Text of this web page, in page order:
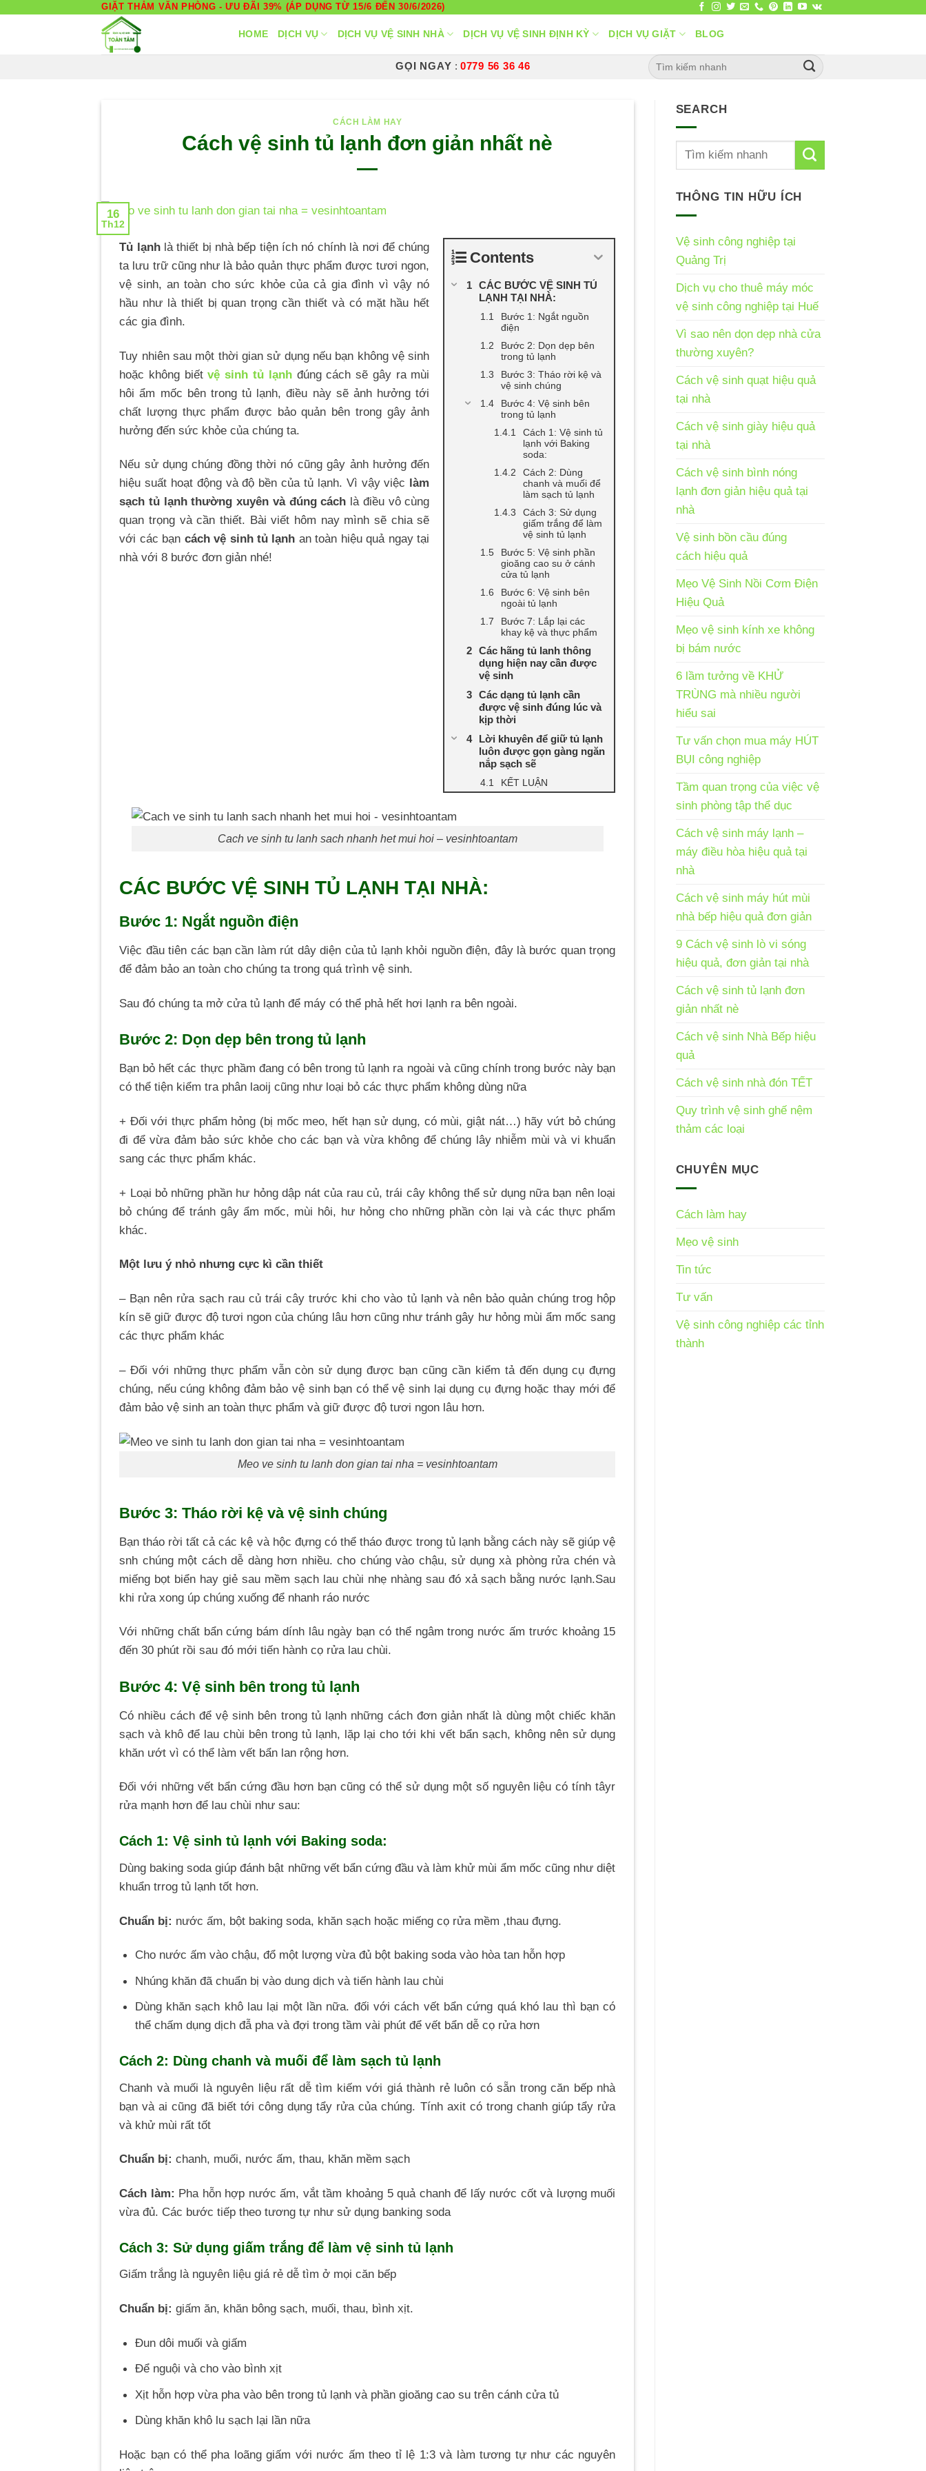
GIẶT THẢM VĂN PHÒNG - ƯU ĐÃI 39% (ÁP DỤNG TỪ 15/6 ĐẾN 30/6/2026)
HOME DỊCH VỤ DỊCH VỤ VỆ SINH NHÀ DỊCH VỤ VỆ SINH ĐỊNH KỲ DỊCH VỤ GIẶT BLOG
GỌI NGAY :0779 56 36 46
CÁCH LÀM HAY
Cách vệ sinh tủ lạnh đơn giản nhất nè
16
Th12
Contents
CÁC BƯỚC VỆ SINH TỦ
LẠNH TẠI NHÀ:
Bước 1: Ngắt nguồn
điện
Bước 2: Dọn dẹp bên
trong tủ lạnh
Bước 3: Tháo rời kệ và
vệ sinh chúng
Bước 4: Vệ sinh bên
trong tủ lạnh
Cách 1: Vệ sinh tủ
lạnh với Baking
soda:
Cách 2: Dùng
chanh và muối để
làm sạch tủ lạnh
Cách 3: Sử dụng
giấm trắng để làm
vệ sinh tủ lạnh
Bước 5: Vệ sinh phần
gioăng cao su ở cánh
cửa tủ lạnh
Bước 6: Vệ sinh bên
ngoài tủ lạnh
Bước 7: Lắp lại các
khay kệ và thực phẩm
Các hãng tủ lanh thông
dụng hiện nay cần được
vệ sinh
Các dạng tủ lạnh cần
được vệ sinh đúng lúc và
kịp thời
Lời khuyên để giữ tủ lạnh
luôn được gọn gàng ngăn
nắp sạch sẽ
KẾT LUẬN
Tủ lạnhlà thiết bị nhà bếp tiện ích nó chính là nơi để chúng
ta lưu trữ cũng như là bảo quản thực phẩm được tươi ngon,
vệ sinh, an toàn cho sức khỏe của cả gia đình vì vậy nó
hầu như là thiết bị quan trọng cần thiết và có mặt hầu hết
các gia đình.
Tuy nhiên sau một thời gian sử dụng nếu bạn không vệ sinh
hoặc không biếtvệ sinh tủ lạnhđúng cách sẽ gây ra mùi
hôi ẩm mốc bên trong tủ lạnh, điều này sẽ ảnh hưởng tới
chất lượng thực phẩm được bảo quản bên trong gây ảnh
hưởng đến sức khỏe của chúng ta.
Nếu sử dụng chúng đồng thời nó cũng gây ảnh hưởng đến
hiệu suất hoạt động và độ bền của tủ lạnh. Vì vậy việc làm
sạch tủ lạnh thường xuyên và đúng cách là điều vô cùng
quan trọng và cần thiết. Bài viết hôm nay mình sẽ chia sẽ
với các bạn cách vệ sinh tủ lạnh an toàn hiệu quả ngay tại
nhà với 8 bước đơn giản nhé!
Cach ve sinh tu lanh sach nhanh het mui hoi – vesinhtoantam
CÁC BƯỚC VỆ SINH TỦ LẠNH TẠI NHÀ:
Bước 1: Ngắt nguồn điện
Việc đầu tiên các bạn cần làm rút dây diện của tủ lạnh khỏi nguồn điện, đây là bước quan trọng
để đảm bảo an toàn cho chúng ta trong quá trình vệ sinh.
Sau đó chúng ta mở cửa tủ lạnh để máy có thể phả hết hơi lạnh ra bên ngoài.
Bước 2: Dọn dẹp bên trong tủ lạnh
Bạn bỏ hết các thực phầm đang có bên trong tủ lạnh ra ngoài và cũng chính trong bước này bạn
có thể tiện kiểm tra phân laoij cũng như loại bỏ các thực phẩm không dùng nữa
+ Đối với thực phẩm hỏng (bị mốc meo, hết hạn sử dụng, có mùi, giật nát…) hãy vứt bỏ chúng
đi để vừa đảm bảo sức khỏe cho các bạn và vừa không để chúng lây nhiễm mùi và vi khuẩn
sang các thực phẩm khác.
+ Loại bỏ những phần hư hỏng dập nát của rau củ, trái cây không thể sử dụng nữa bạn nên loại
bỏ chúng để tránh gây ẩm mốc, mùi hôi, hư hỏng cho những phần còn lại và các thực phẩm
khác.
Một lưu ý nhỏ nhưng cực kì cần thiết
– Bạn nên rửa sạch rau củ trái cây trước khi cho vào tủ lạnh và nên bảo quản chúng trog hộp
kín sẽ giữ được độ tươi ngon của chúng lâu hơn cũng như tránh gây hư hỏng mùi ẩm mốc sang
các thực phẩm khác
– Đối với những thực phẩm vẫn còn sử dụng được bạn cũng cần kiểm tả đến dụng cụ đựng
chúng, nếu cúng không đảm bảo vệ sinh bạn có thể vệ sinh lại dụng cụ đựng hoặc thay mới để
đảm bảo vệ sinh an toàn thực phẩm và giữ được độ tươi ngon lâu hơn.
Meo ve sinh tu lanh don gian tai nha = vesinhtoantam
Bước 3: Tháo rời kệ và vệ sinh chúng
Bạn tháo rời tất cả các kệ và hộc đựng có thể tháo được trong tủ lạnh bằng cách này sẽ giúp vệ
snh chúng một cách dễ dàng hơn nhiều. cho chúng vào chậu, sử dụng xà phòng rửa chén và
miếng bọt biển hay giẻ sau mềm sạch lau chùi nhẹ nhàng sau đó xả sạch bằng nước lạnh.Sau
khi rửa xong úp chúng xuống để nhanh ráo nước
Với những chất bẩn cứng bám dính lâu ngày bạn có thể ngâm trong nước ấm trước khoảng 15
đến 30 phút rồi sau đó mới tiến hành cọ rửa lau chùi.
Bước 4: Vệ sinh bên trong tủ lạnh
Có nhiều cách để vệ sinh bên trong tủ lạnh những cách đơn giản nhất là dùng một chiếc khăn
sạch và khô để lau chùi bên trong tủ lạnh, lặp lại cho tới khi vết bẩn sạch, không nên sử dụng
khăn ướt vì có thể làm vết bẩn lan rộng hơn.
Đối với những vết bẩn cứng đầu hơn bạn cũng có thể sử dụng một số nguyên liệu có tính tâyr
rửa mạnh hơn để lau chùi như sau:
Cách 1: Vệ sinh tủ lạnh với Baking soda:
Dùng baking soda giúp đánh bật những vết bẩn cứng đầu và làm khử mùi ẩm mốc cũng như diệt
khuẩn trrog tủ lạnh tốt hơn.
Chuẩn bị: nước ấm, bột baking soda, khăn sạch hoặc miếng cọ rửa mềm ,thau đựng.
Cho nước ấm vào chậu, đổ một lượng vừa đủ bột baking soda vào hòa tan hỗn hợp
Nhúng khăn đã chuẩn bị vào dung dịch và tiến hành lau chùi
Dùng khăn sạch khô lau lại một lần nữa. đối với cách vết bẩn cứng quá khó lau thì bạn có
thể chấm dụng dịch đẫ pha và đợi trong tầm vài phút để vết bẩn dễ cọ rửa hơn
Cách 2: Dùng chanh và muối để làm sạch tủ lạnh
Chanh và muối là nguyên liệu rất dễ tìm kiếm với giá thành rẻ luôn có sẵn trong căn bếp nhà
bạn và ai cũng đã biết tới công dụng tẩy rửa của chúng. Tính axit có trong chanh giúp tẩy rửa
và khử mùi rất tốt
Chuẩn bị: chanh, muối, nước ấm, thau, khăn mềm sạch
Cách làm: Pha hỗn hợp nước ấm, vắt tầm khoảng 5 quả chanh để lấy nước cốt và lượng muối
vừa đủ. Các bước tiếp theo tương tự như sử dụng banking soda
Cách 3: Sử dụng giấm trắng để làm vệ sinh tủ lạnh
Giấm trắng là nguyên liệu giá rẻ dễ tìm ở mọi căn bếp
Chuẩn bị: giấm ăn, khăn bông sạch, muối, thau, bình xịt.
Đun dôi muối và giấm
Để nguội và cho vào bình xịt
Xịt hỗn hợp vừa pha vào bên trong tủ lạnh và phần gioăng cao su trên cánh cửa tủ
Dùng khăn khô lu sạch lại lần nữa
Hoặc bạn có thể pha loãng giấm với nước ấm theo tỉ lệ 1:3 và làm tương tự như các nguyên
SEARCH
THÔNG TIN HỮU ÍCH
Vệ sinh công nghiệp tại
Quảng Trị
Dịch vụ cho thuê máy móc
vệ sinh công nghiệp tại Huế
Vì sao nên dọn dẹp nhà cửa
thường xuyên?
Cách vệ sinh quạt hiệu quả
tại nhà
Cách vệ sinh giày hiệu quả
tại nhà
Cách vệ sinh bình nóng
lạnh đơn giản hiệu quả tại
nhà
Vệ sinh bồn cầu đúng
cách hiệu quả
Mẹo Vệ Sinh Nồi Cơm Điện
Hiệu Quả
Mẹo vệ sinh kính xe không
bị bám nước
6 lầm tưởng về KHỬ
TRÙNG mà nhiều người
hiểu sai
Tư vấn chọn mua máy HÚT
BỤI công nghiệp
Tầm quan trọng của việc vệ
sinh phòng tập thể dục
Cách vệ sinh máy lạnh –
máy điều hòa hiệu quả tại
nhà
Cách vệ sinh máy hút mùi
nhà bếp hiệu quả đơn giản
9 Cách vệ sinh lò vi sóng
hiệu quả, đơn giản tại nhà
Cách vệ sinh tủ lạnh đơn
giản nhất nè
Cách vệ sinh Nhà Bếp hiệu
quả
Cách vệ sinh nhà đón TẾT
Quy trình vệ sinh ghế nệm
thảm các loại
CHUYÊN MỤC
Cách làm hay
Mẹo vệ sinh
Tin tức
Tư vấn
Vệ sinh công nghiệp các tỉnh
thành